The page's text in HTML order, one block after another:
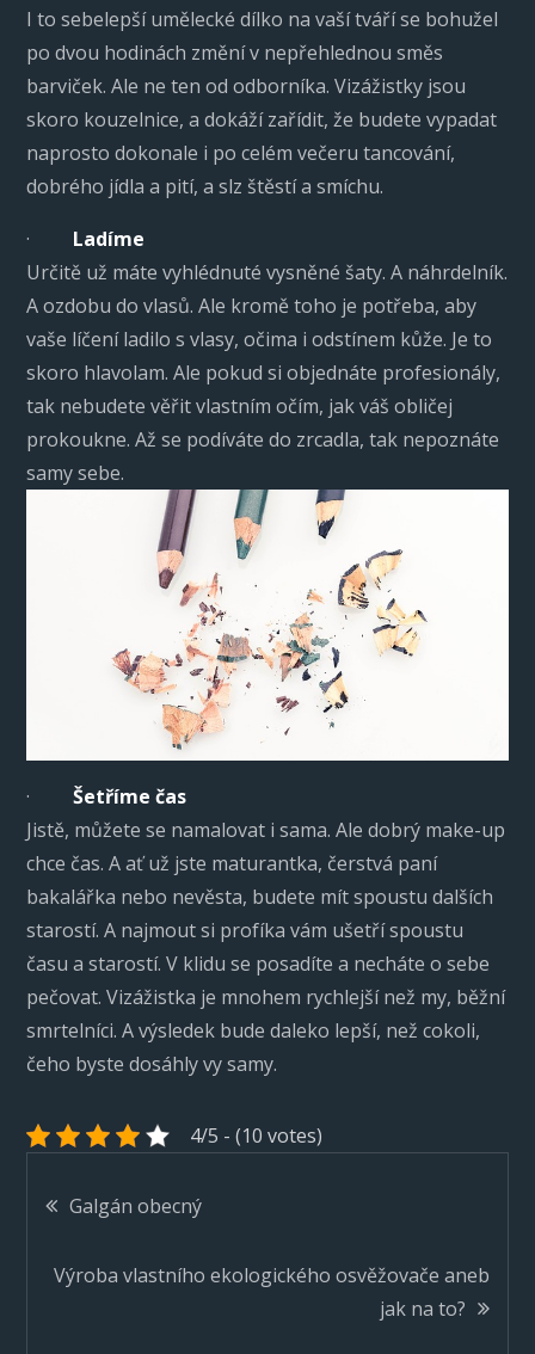
I to sebelepší umělecké dílko na vaší tváří se bohužel
po dvou hodinách změní v nepřehlednou směs
barviček. Ale ne ten od odborníka. Vizážistky jsou
skoro kouzelnice, a dokáží zařídit, že budete vypadat
naprosto dokonale i po celém večeru tancování,
dobrého jídla a pití, a slz štěstí a smíchu.
· Ladíme
Určitě už máte vyhlédnuté vysněné šaty. A náhrdelník.
A ozdobu do vlasů. Ale kromě toho je potřeba, aby
vaše líčení ladilo s vlasy, očima i odstínem kůže. Je to
skoro hlavolam. Ale pokud si objednáte profesionály,
tak nebudete věřit vlastním očím, jak váš obličej
prokoukne. Až se podíváte do zrcadla, tak nepoznáte
samy sebe.
·Šetříme čas
Jistě, můžete se namalovat i sama. Ale dobrý make-up
chce čas. A ať už jste maturantka, čerstvá paní
bakalářka nebo nevěsta, budete mít spoustu dalších
starostí. A najmout si profíka vám ušetří spoustu
času a starostí. V klidu se posadíte a necháte o sebe
pečovat. Vizážistka je mnohem rychlejší než my, běžní
smrtelníci. A výsledek bude daleko lepší, než cokoli,
čeho byste dosáhly vy samy.
4/5 - (10 votes)
Navigace
pro
Galgán obecný
Výroba vlastního ekologického osvěžovače aneb
jak na to?